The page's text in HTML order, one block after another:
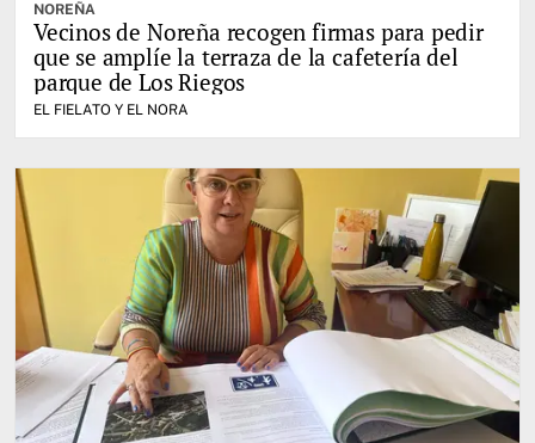
NOREÑA
Vecinos de Noreña recogen firmas para pedir
que se amplíe la terraza de la cafetería del
parque de Los Riegos
EL FIELATO Y EL NORA